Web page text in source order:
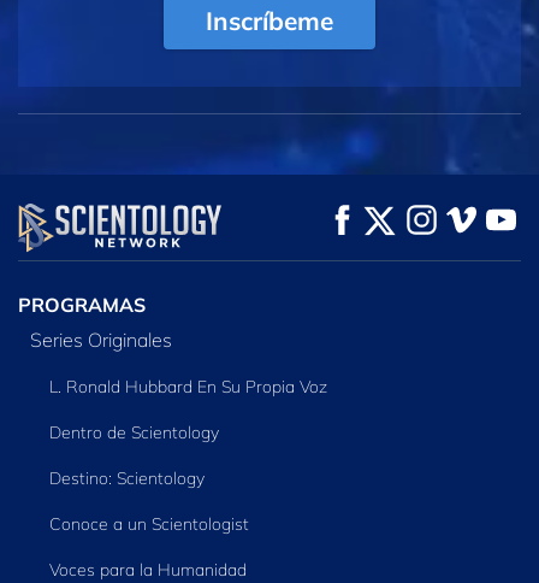
Inscríbeme
PROGRAMAS
Series Originales
L. Ronald Hubbard En Su Propia Voz
Dentro de Scientology
Destino: Scientology
Conoce a un Scientologist
Voces para la Humanidad